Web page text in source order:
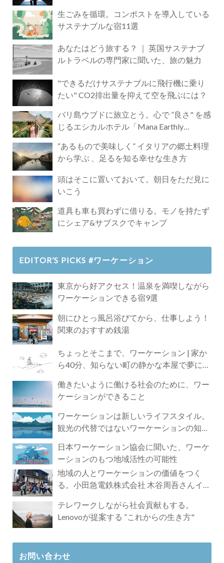
生ごみを循環。コンポストを導入している
サステナブルな宿11選
あなたはどう旅する？ ｜ 英国サステナブ
ルトラベルの専門家に聞いた、旅の魅力
"できるだけサステナブルに飛行機に乗り
たい" CO2排出量を抑えて空を飛ぶには？
バリ島ウブドに旅立とう。心で ”良さ" を感
じるエシカルホテル「Mana Earthly
“あるもので美味しく” イタリアの郷土料理
から学ぶ 、足るを知る幸せな生き方
頭はそこに置いておいて。朝日をただ見に
いこう
道具も車も買わずに借りる。モノを持たず
にシェア&サブスクでキャンプ
EDITOR’S PICKS #ワーケーション
東京から好アクセス！温泉を満喫しながら
ワーケーションできる宿9選
朝にひとっ風呂浴びてから、仕事しよう！
関東のおすすめ銭湯
ちょっとそこまで、ワーケーション | 家か
ら40分、知らない町の静かな本屋で夢に近
働きたいように働ける社会のために、ワー
ケーションができること
ワーケーションは新しいライフスタイル。
観光の代替ではないワーケーションの知ら
日本ワーケーション協会に聞いた、ワーケ
ーションのもつ地域活性の可能性
地域の人とワーケーションの価値をつく
る。小田急電鉄株式会社 木谷周吾さんイン
テレワークしながら社会貢献もする。
Lenovoが提案する ”これからの生き方"
お問い合わせ